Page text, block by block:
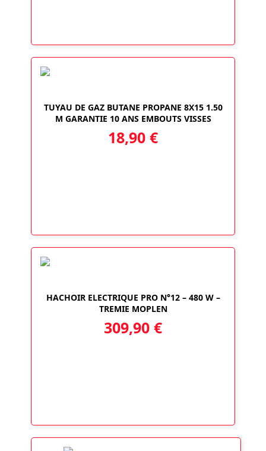
TUYAU DE GAZ BUTANE PROPANE 8X15 1.50
M GARANTIE 10 ANS EMBOUTS VISSES
18,90 €
HACHOIR ELECTRIQUE PRO N°12 – 480 W –
TREMIE MOPLEN
309,90 €